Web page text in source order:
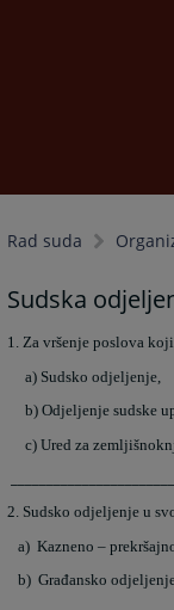
Rad suda
Sudska
1. Za vršenje poslova
a) Sudsko odjeljenje,
b) Odjeljenje sudske
c) Ured za
2. Sudsko odjeljenje u
Kazneno –
Građansko